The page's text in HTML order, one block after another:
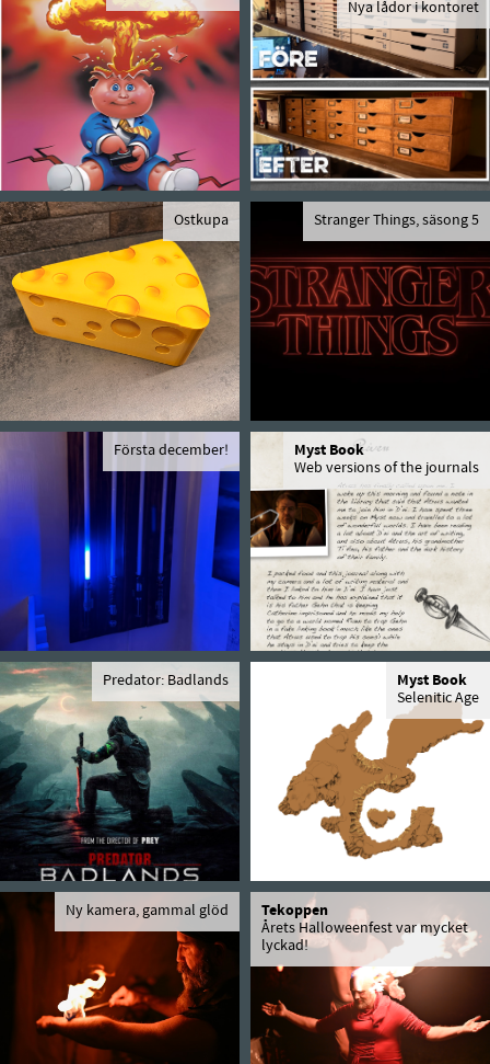
Nya lådor i kontoret
Ostkupa Stranger Things, säsong 5
Första december!
Myst Book
Web versions of the journals
Predator: Badlands
Myst Book
Selenitic Age
Ny kamera, gammal glöd
Tekoppen
Årets Halloweenfest var mycket
lyckad!